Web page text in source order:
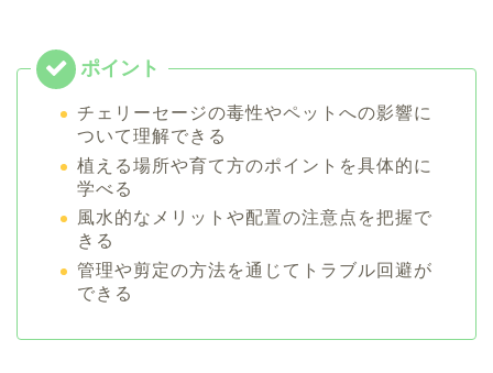
チェリーセージの毒性やペットへの影響に
ついて理解できる
植える場所や育て方のポイントを具体的に
学べる
風水的なメリットや配置の注意点を把握で
きる
管理や剪定の方法を通じてトラブル回避が
できる